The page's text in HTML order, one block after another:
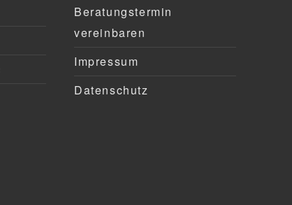
Beratungstermin
vereinbaren
Impressum
Datenschutz